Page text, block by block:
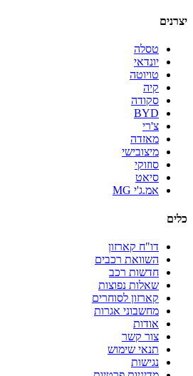
יצרנים
טסלה
יונדאי
טויוטה
קיה
סקודה
BYD
צ'רי
מאזדה
מיצובישי
סוזוקי
סיאט
אמ.ג'י MG
כלים
דו"ח קארזון
השוואת רכבים
חדשות רכב
שאלות נפוצות
קארזון לסוחרים
מחשבוני אגרות
אודות
צור קשר
תנאי שימוש
נגישות